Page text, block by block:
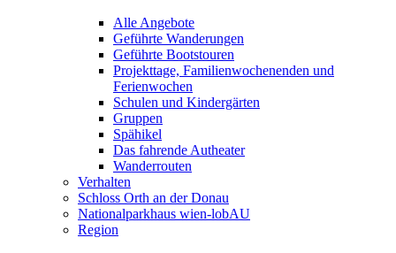
Alle Angebote
Geführte Wanderungen
Geführte Bootstouren
Projekttage, Familienwochenenden und
Ferienwochen
Schulen und Kindergärten
Gruppen
Spähikel
Das fahrende Autheater
Wanderrouten
Verhalten
Schloss Orth an der Donau
Nationalparkhaus wien-lobAU
Region